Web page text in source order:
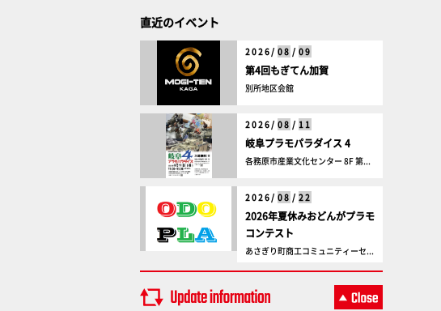
直近のイベント
2026/ 08 / 09
第4回もぎてん加賀
別所地区会館
2026/ 08 / 11
岐阜プラモパラダイス 4
各務原市産業文化センター 8F 第...
2026/ 08 / 22
2026年夏休みおどんがプラモ
コンテスト
あさぎり町商工コミュニティーセ...